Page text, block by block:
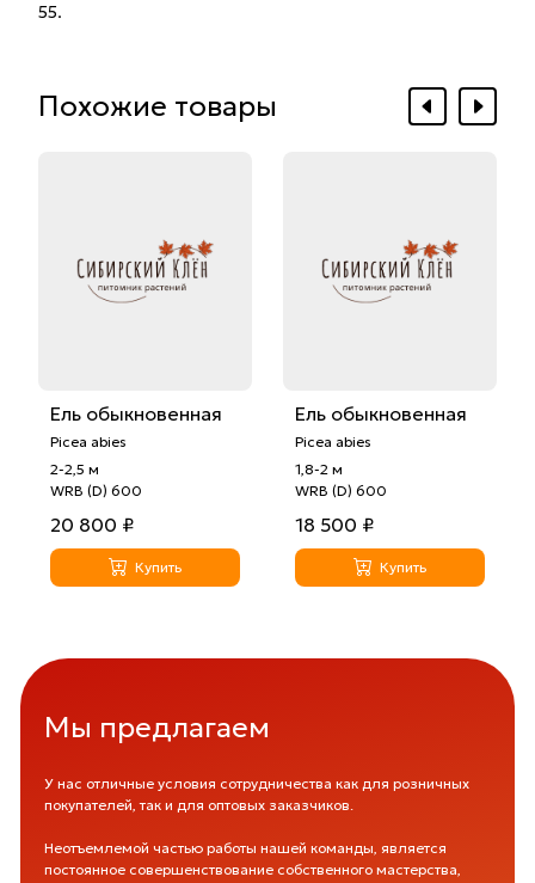
55.
Похожие товары
Ель обыкновенная
Picea abies
2-2,5 м
WRB (D) 600
20 800 ₽
Купить
Ель обыкновенная
Picea abies
1,8-2 м
WRB (D) 600
18 500 ₽
Купить
Мы предлагаем
У нас отличные условия сотрудничества как для розничных
покупателей, так и для оптовых заказчиков.
Неотъемлемой частью работы нашей команды, является
постоянное совершенствование собственного мастерства,